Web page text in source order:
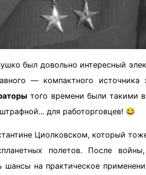
был довольно интересный
— компактного источника
того времени были такими
для работорговцев! 😂
Циолковском, который
полетов. После
шансы на практическое